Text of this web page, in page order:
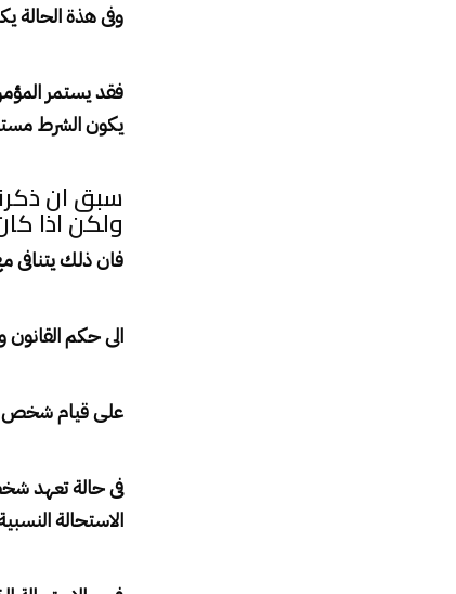
وفى هذة الحالة
فقد يستمر
يكون الشرط
سبق ان
ولكن اذا
فان ذلك يتنافى
الى حكم القانون
على قيام شخص
فى حالة تعهد
الاستحالة